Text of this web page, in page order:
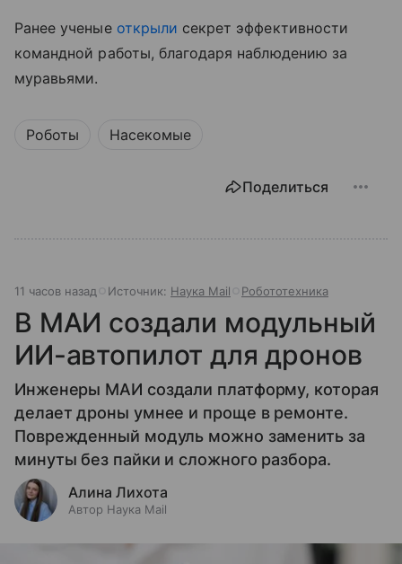
Ранее ученые открыли секрет эффективности
командной работы, благодаря наблюдению за
муравьями.
Роботы Насекомые
Поделиться
11 часов назад Источник: Наука Mail Робототехника
В МАИ создали модульный
ИИ-автопилот для дронов
Инженеры МАИ создали платформу, которая
делает дроны умнее и проще в ремонте.
Поврежденный модуль можно заменить за
минуты без пайки и сложного разбора.
Алина Лихота
Автор Наука Mail